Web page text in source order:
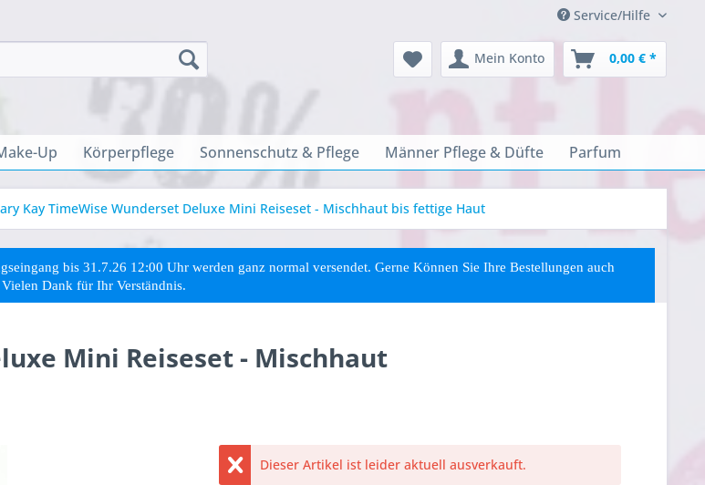
Service/Hilfe
Mein Konto 0,00 € *
Up Körperpflege Sonnenschutz & Pflege Männer Pflege & Düfte Parfum
Kay TimeWise Wunderset Deluxe Mini Reiseset - Mischhaut bis fettige Haut
bis 31.7.26 12:00 Uhr werden ganz normal versendet. Gerne Können Sie Ihre Bestellungen auch
Dank für Ihr Verständnis.
Mini Reiseset - Mischhaut
Dieser Artikel ist leider aktuell ausverkauft.